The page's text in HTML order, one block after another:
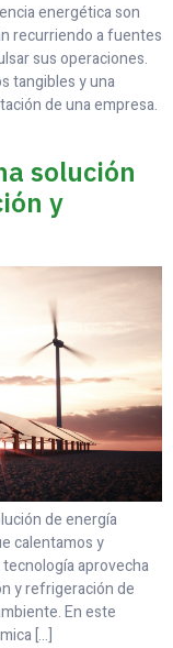
energética son
recurriendo a fuentes
sus operaciones.
tangibles y una
de una empresa.
solución
y
de energía
calentamos y
aprovecha
y refrigeración de
En este
[…]